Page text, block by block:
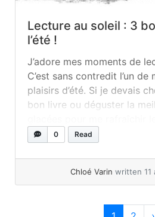
Lecture au soleil : 3
l’été !
J’adore mes moments de
C’est sans contredit l’un de
plaisirs d’été. Si je devais
bon livre ou déguster la
choisirais le livre sans
plaisir... »read more
0 Read
Chloé Varin written 11